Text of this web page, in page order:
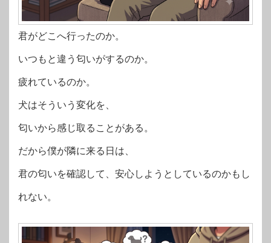
君がどこへ行ったのか。
いつもと違う匂いがするのか。
疲れているのか。
犬はそういう変化を、
匂いから感じ取ることがある。
だから僕が隣に来る日は、
君の匂いを確認して、安心しようとしているのかもし
れない。